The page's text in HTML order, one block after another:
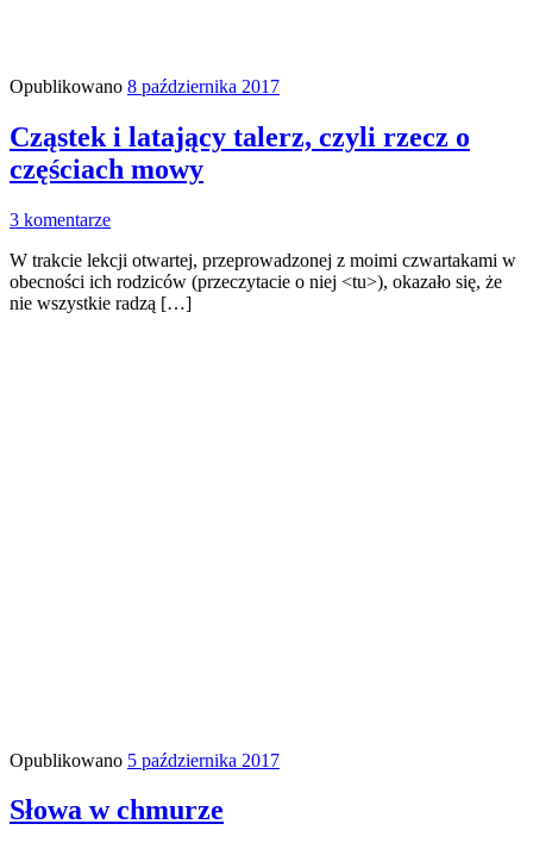
Opublikowano 8 października 2017
Cząstek i latający talerz, czyli rzecz o
częściach mowy
3 komentarze
W trakcie lekcji otwartej, przeprowadzonej z moimi czwartakami w
obecności ich rodziców (przeczytacie o niej <tu>), okazało się, że
nie wszystkie radzą […]
Opublikowano 5 października 2017
Słowa w chmurze